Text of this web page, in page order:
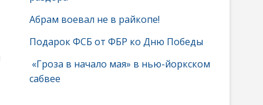
Абрам воевал не в райкопе!
Подарок ФСБ от ФБР ко Дню Победы
«Гроза в начало мая» в нью-йоркском
сабвее